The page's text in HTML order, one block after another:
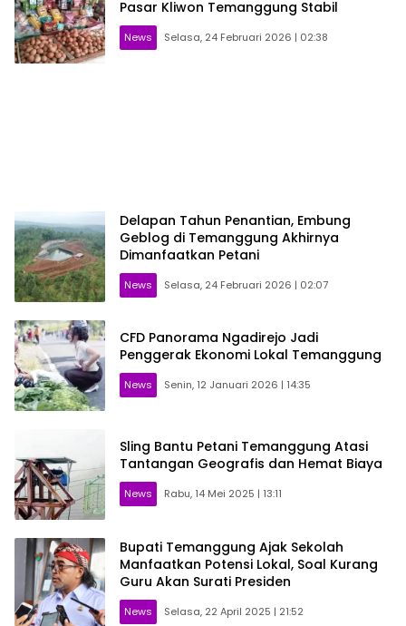
Pasar Kliwon Temanggung Stabil
News Selasa, 24 Februari 2026 | 02:38
Delapan Tahun Penantian, Embung
Geblog di Temanggung Akhirnya
Dimanfaatkan Petani
News Selasa, 24 Februari 2026 | 02:07
CFD Panorama Ngadirejo Jadi
Penggerak Ekonomi Lokal Temanggung
News Senin, 12 Januari 2026 | 14:35
Sling Bantu Petani Temanggung Atasi
Tantangan Geografis dan Hemat Biaya
News Rabu, 14 Mei 2025 | 13:11
Bupati Temanggung Ajak Sekolah
Manfaatkan Potensi Lokal, Soal Kurang
Guru Akan Surati Presiden
News Selasa, 22 April 2025 | 21:52